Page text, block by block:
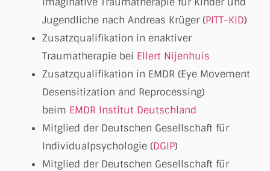
Jugendliche nach Andreas Krüger (PITT-KID)
Zusatzqualifikation in enaktiver
Traumatherapie bei Ellert Nijenhuis
Zusatzqualifikation in EMDR (Eye Movement
Desensitization and Reprocessing)
beim EMDR Institut Deutschland
Mitglied der Deutschen Gesellschaft für
Individualpsychologie (DGIP)
Mitglied der Deutschen Gesellschaft für